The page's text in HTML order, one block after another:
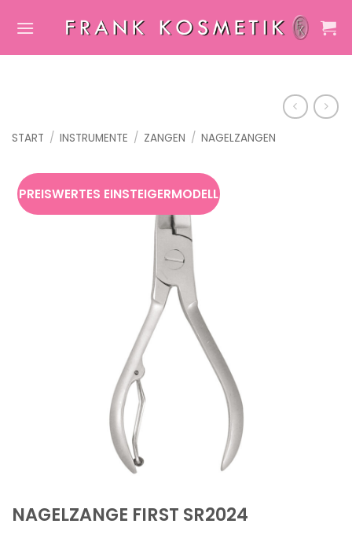
Inhalt
START / INSTRUMENTE / ZANGEN / NAGELZANGEN
PREISWERTES EINSTEIGERMODELL
NAGELZANGE FIRST SR2024